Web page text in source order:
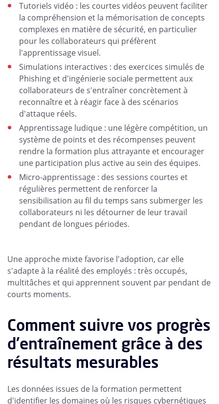
Tutoriels vidéo : les courtes vidéos peuvent faciliter
la compréhension et la mémorisation de concepts
complexes en matière de sécurité, en particulier
pour les collaborateurs qui préfèrent
l'apprentissage visuel.
Simulations interactives : des exercices simulés de
Phishing et d'ingénierie sociale permettent aux
collaborateurs de s'entraîner concrètement à
reconnaître et à réagir face à des scénarios
d'attaque réels.
Apprentissage ludique : une légère compétition, un
système de points et des récompenses peuvent
rendre la formation plus attrayante et encourager
une participation plus active au sein des équipes.
Micro-apprentissage : des sessions courtes et
régulières permettent de renforcer la
sensibilisation au fil du temps sans submerger les
collaborateurs ni les détourner de leur travail
pendant de longues périodes.
Une approche mixte favorise l'adoption, car elle
s'adapte à la réalité des employés : très occupés,
multitâches et qui apprennent souvent par pendant de
courts moments.
Comment suivre vos progrès
d'entraînement grâce à des
résultats mesurables
Les données issues de la formation permettent
d'identifier les domaines où les risques cybernétiques